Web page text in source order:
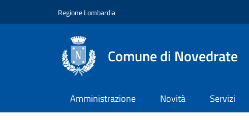
Regione Lombardia
Comune di Novedrate
Amministrazione Novità Servizi